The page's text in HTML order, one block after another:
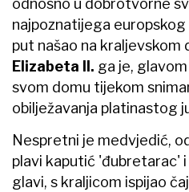
najpoznatijega
put našao na kraljevskom
Elizabeta II. ga je,
svom domu tijekom
obilježavanja platinastog
Nespretni je medvjedić,
plavi kaputić 'đubretarac'
glavi, s kraljicom ispijao